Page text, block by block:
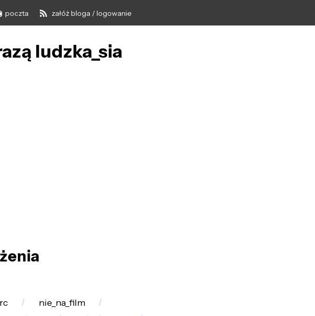
poczta załóż bloga / logowanie
ludzka_sia
nie_na_film